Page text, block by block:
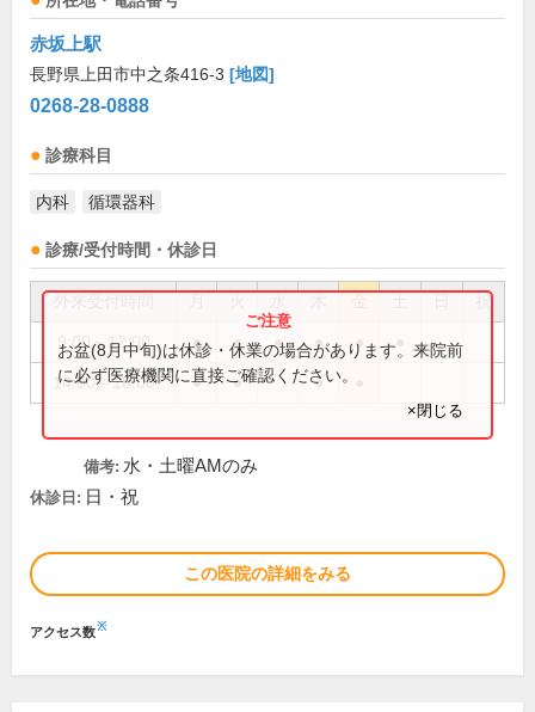
赤坂上駅
長野県上田市中之条416-3 [地図]
0268-28-0888
診療科目
内科 循環器科
診療/受付時間・休診日
祝
9:00～12:00 ● ● ● ● ●
14:00～18:00 ● ● ●
お盆(8月中旬)は休診・休業の場合があります。来院前
に必ず医療機関に直接ご確認ください。
×閉じる
備考: 水・土曜AMのみ
休診日: 日・祝
この医院の詳細をみる
アクセス数※